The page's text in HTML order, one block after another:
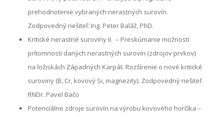
prehodnotenie vybraných nerastných surovín.
Zodpovedný riešiteľ: Ing. Peter Baláž, PhD.
Kritické nerastné suroviny II. – Preskúmanie možností
prítomnosti daných nerastných surovín (zdrojov prvkov)
na ložiskách Západných Karpát. Rozšírenie o nové kritické
suroviny (B, Cr, kovový Si, magnezity). Zodpovedný riešiteľ:
RNDr. Pavel Bačo
Potenciálne zdroje surovín na výrobu kovového horčíka –